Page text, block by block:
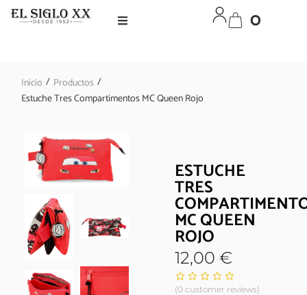
0
Inicio / Productos /
Estuche Tres Compartimentos MC Queen Rojo
ESTUCHE
TRES
MC QUEEN
ROJO
12,00€
(0 customer reviews)